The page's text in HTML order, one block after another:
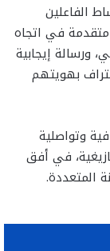
الفاعلين
متقدمة في اتجاه
ورسالة إيجابية
بهويتهم
وتواصلية
في أفق
المتعددة.